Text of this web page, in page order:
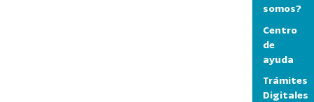
somos?
Centro
de
ayuda
Trámites
Digitales